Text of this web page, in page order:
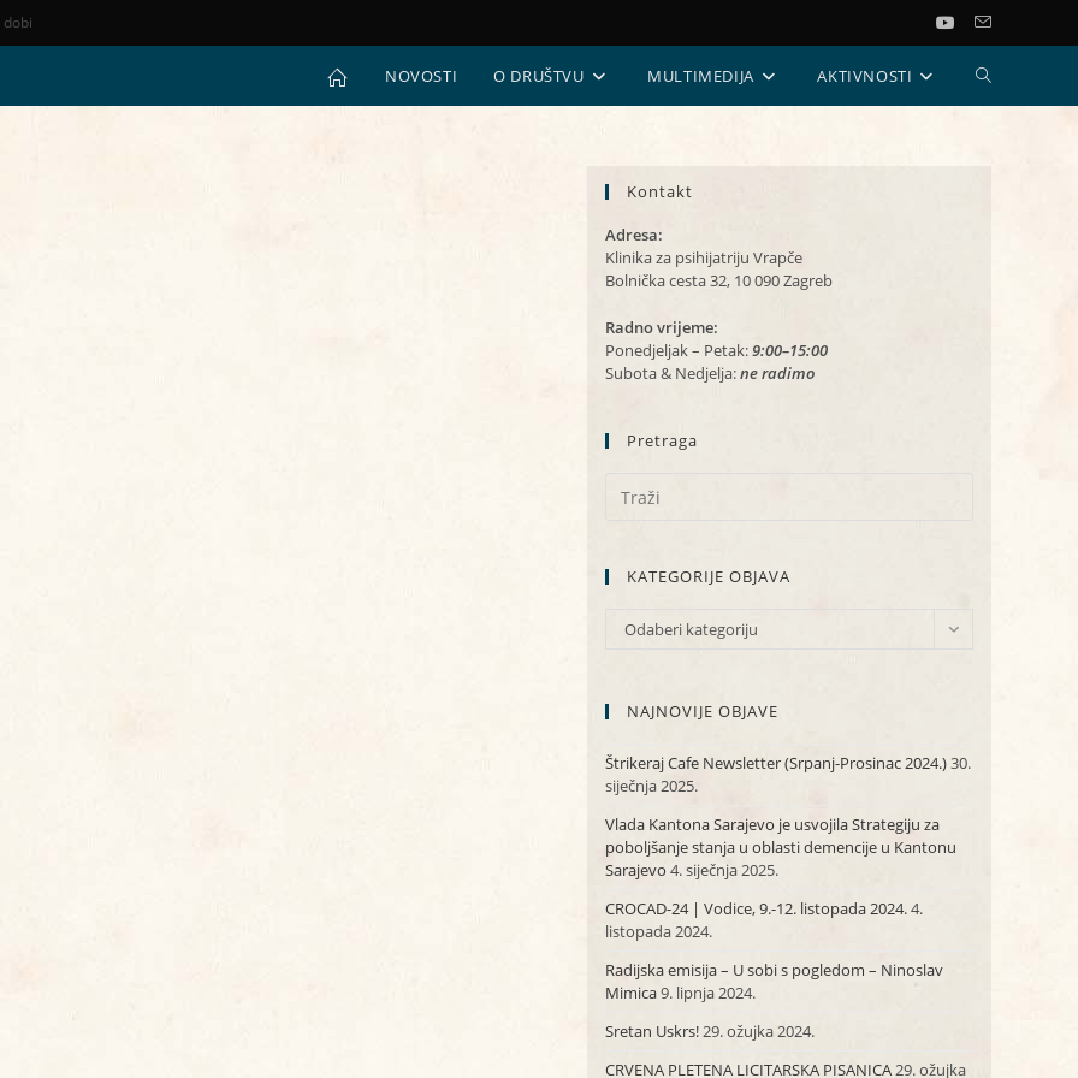
NOVOSTI O DRUŠTVU MULTIMEDIJA AKTIVNOSTI UKLJUČI/
Kontakt
Adresa:
Klinika za psihijatriju Vrapče
Bolnička cesta 32, 10 090 Zagreb
Radno vrijeme:
Ponedjeljak – Petak:9:00–15:00
Subota & Nedjelja:ne radimo
Pretraga
KATEGORIJE OBJAVA
KATEGORIJE
Odaberi kategoriju
NAJNOVIJE OBJAVE
Štrikeraj Cafe Newsletter (Srpanj-Prosinac 2024.)30.
siječnja 2025.
Vlada Kantona Sarajevo je usvojila Strategiju za
poboljšanje stanja u oblasti demencije u Kantonu
Sarajevo 4. siječnja 2025.
CROCAD-24 | Vodice, 9.-12. listopada 2024.4.
listopada 2024.
Radijska emisija – U sobi s pogledom – Ninoslav
Mimica9. lipnja 2024.
Sretan Uskrs!29. ožujka 2024.
CRVENA PLETENA LICITARSKA PISANICA29. ožujka